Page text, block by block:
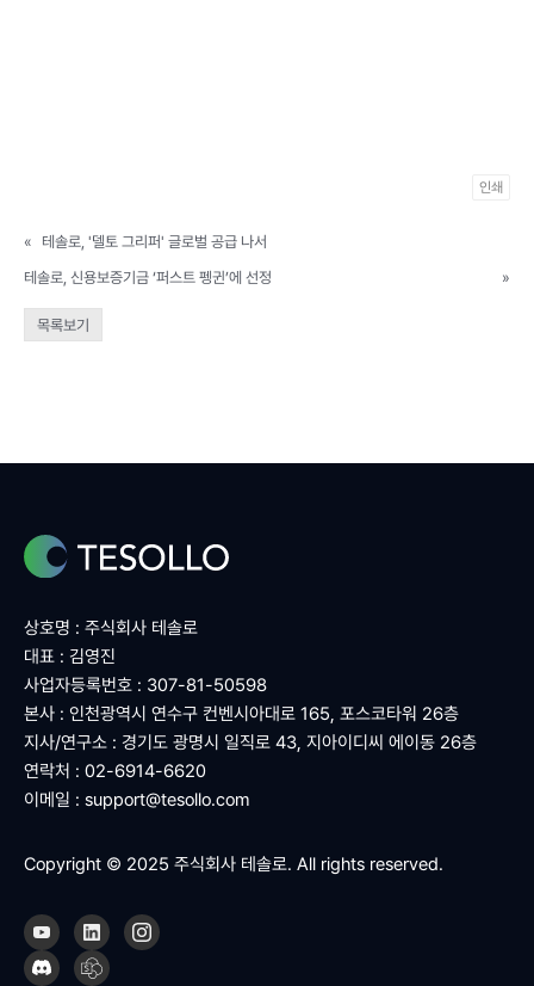
인쇄
«
테솔로, '델토 그리퍼' 글로벌 공급 나서
테솔로, 신용보증기금 ‘퍼스트 펭귄’에 선정
»
목록보기
상호명 : 주식회사 테솔로
대표 : 김영진
사업자등록번호 : 307-81-50598
본사 : 인천광역시 연수구 컨벤시아대로 165, 포스코타워 26층
지사/연구소 : 경기도 광명시 일직로 43, 지아이디씨 에이동 26층
연락처 : 02-6914-6620
이메일 : support@tesollo.com
Copyright © 2025 주식회사 테솔로. All rights reserved.